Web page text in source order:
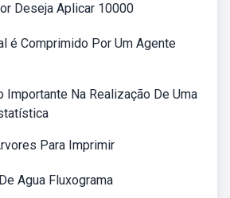
Deseja Aplicar 10000
é Comprimido Por Um Agente
Importante Na Realização De Uma
Para Imprimir
Agua Fluxograma